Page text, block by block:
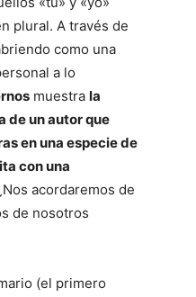
plural. A través de
como una
a lo
muestra la
de un autor que
en una especie de
con una
acordaremos de
de nosotros
(el primero